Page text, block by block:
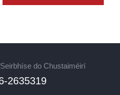
do Chustaiméirí
2635319